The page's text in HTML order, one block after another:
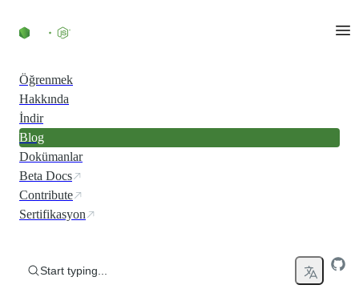
Öğrenmek
Hakkında
İndir
Blog
Dokümanlar
Beta Docs
Contribute
Sertifikasyon
Start typing...